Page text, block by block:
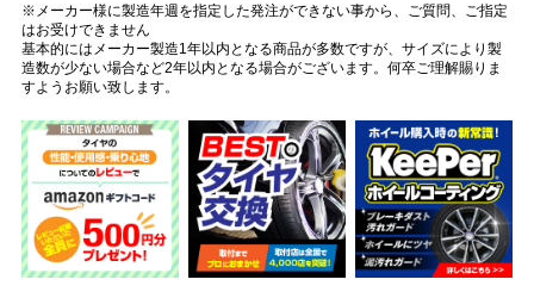
※メーカー様に製造年週を指定した発注ができない事から、ご質問、ご指定
はお受けできません
基本的にはメーカー製造1年以内となる商品が多数ですが、サイズにより製
造数が少ない場合など2年以内となる場合がございます。何卒ご理解賜りま
すようお願い致します。